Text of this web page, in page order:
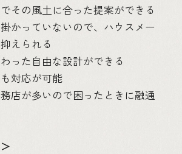
その風土に合った提案ができる
かっていないので、ハウスメー
えられる
った自由な設計ができる
対応が可能
店が多いので困ったときに融通